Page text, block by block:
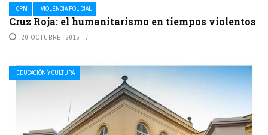
CPM VIOLENCIA POLICIAL
Cruz Roja: el humanitarismo en tiempos violentos
20 OCTUBRE, 2015
EDUCACIÓN Y CULTURA